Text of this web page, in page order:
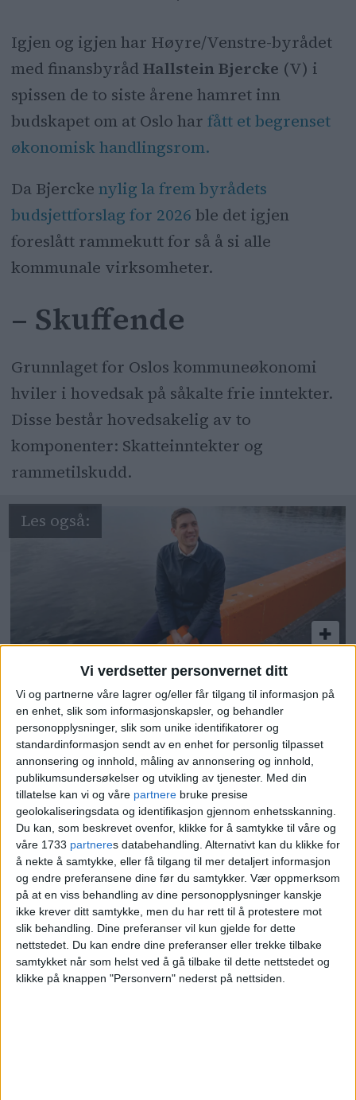
Vi verdsetter personvernet ditt
Vi og partnerne våre lagrer og/eller får tilgang til informasjon på
en enhet, slik som informasjonskapsler, og behandler
personopplysninger, slik som unike identifikatorer og
standardinformasjon sendt av en enhet for personlig tilpasset
annonsering og innhold, måling av annonsering og innhold,
publikumsundersøkelser og utvikling av tjenester. Med din
tillatelse kan vi og våre partnere bruke presise
geolokaliseringsdata og identifikasjon gjennom enhetsskanning.
Du kan, som beskrevet ovenfor, klikke for å samtykke til våre og
våre 1733 partneres databehandling. Alternativt kan du klikke for
å nekte å samtykke, eller få tilgang til mer detaljert informasjon
og endre preferansene dine før du samtykker. Vær oppmerksom
på at en viss behandling av dine personopplysninger kanskje
ikke krever ditt samtykke, men du har rett til å protestere mot
slik behandling. Dine preferanser vil kun gjelde for dette
nettstedet. Du kan endre dine preferanser eller trekke tilbake
samtykket når som helst ved å gå tilbake til dette nettstedet og
klikke på knappen "Personvern" nederst på nettsiden.
Ap-regjeringens budsjettforslag gir
ingen nye midler til Oslo, ifølge
Bjercke.
Regjeringens ekstra midler på fire
milliarder kroner fordeles på alle
kommuner, ikke bare Oslo.
Bjercke kritiserer regjeringen for å
svikte Oslo, spesielt innen barnevern
og kollektivtrafikk.
Igjen og igjen har Høyre/Venstre-byrådet
med finansbyrådHallstein Bjercke (V) i
spissen de to siste årene hamret inn
budskapet om at Oslo har fått et begrenset
økonomisk handlingsrom.
Da Bjercke nylig la frem byrådets
budsjettforslag for 2026 ble det igjen
foreslått rammekutt for så å si alle
kommunale virksomheter.
– Skuffende
Grunnlaget for Oslos kommuneøkonomi
hviler i hovedsak på såkalte frie inntekter.
Disse består hovedsakelig av to
komponenter: Skatteinntekter og
rammetilskudd.
100 nye millioner til tiltak for
å redde Oslofjorden: – Er i
en alvorlig krise
Dette er inntekter Oslo fritt kan disponere
uten andre føringer fra staten enn
gjeldende lover og regler.
I sittforslag til statsbudsjettforeslår Ap-
regjeringen at Oslo får nær 66,5 milliarder
kroner i frie inntekter neste år.